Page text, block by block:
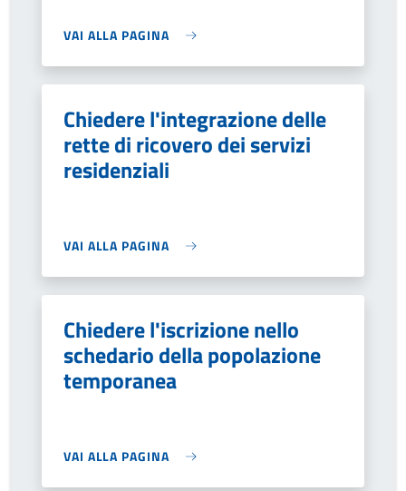
VAI ALLA PAGINA
Chiedere l'integrazione delle
rette di ricovero dei servizi
residenziali
VAI ALLA PAGINA
Chiedere l'iscrizione nello
schedario della popolazione
temporanea
VAI ALLA PAGINA